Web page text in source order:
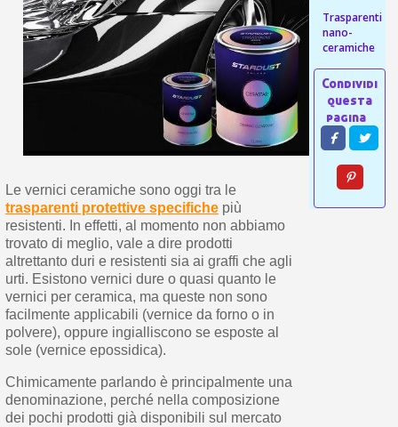
Le vernici ceramiche sono oggi tra le
trasparenti protettive specifichepiù
resistenti. In effetti, al momento non abbiamo
trovato di meglio, vale a dire prodotti
altrettanto duri e resistenti sia ai graffi che agli
urti. Esistono vernici dure o quasi quanto le
vernici per ceramica, ma queste non sono
facilmente applicabili (vernice da forno o in
polvere), oppure ingialliscono se esposte al
sole (vernice epossidica).
Chimicamente parlando è principalmente una
denominazione, perché nella composizione
dei pochi prodotti già disponibili sul mercato
Trasparenti
nano-
ceramiche